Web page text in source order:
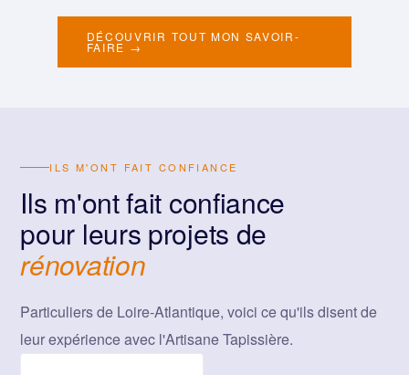
DÉCOUVRIR TOUT MON SAVOIR-
FAIRE →
ILS M'ONT FAIT CONFIANCE
Ils m'ont fait confiance
pour leurs projets de
rénovation
Particuliers de Loire-Atlantique, voici ce qu'ils disent de
leur expérience avec l'Artisane Tapissière.